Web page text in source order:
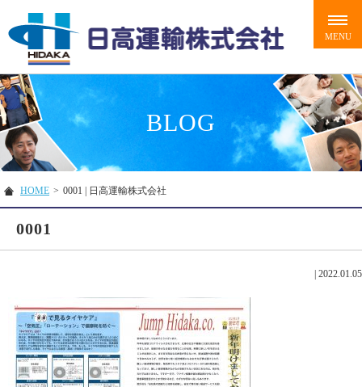
BLOG
HOME > 0001 | 日高運輸株式会社
0001
| 2022.01.05